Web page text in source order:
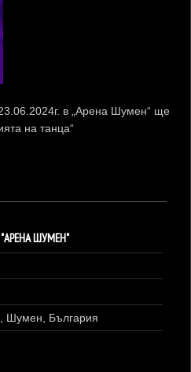
в „Арена Шумен“ ще
на танца“
ШУМЕН"
Шумен, България